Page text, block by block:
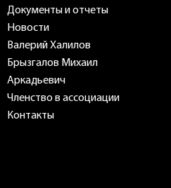
Документы и отчеты
Новости
Валерий Халилов
Брызгалов Михаил
Аркадьевич
Членство в ассоциации
Контакты